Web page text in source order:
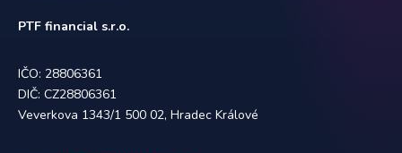
PTF financial s.r.o.
IČO: 28806361
DIČ: CZ28806361
Veverkova 1343/1 500 02, Hradec Králové